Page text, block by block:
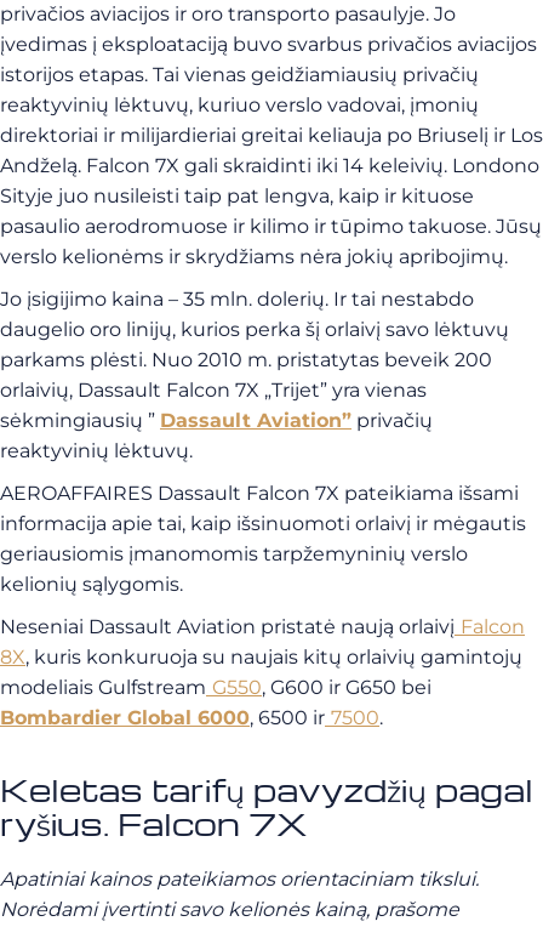
privačios aviacijos ir oro transporto pasaulyje. Jo
įvedimas į eksploataciją buvo svarbus privačios aviacijos
istorijos etapas. Tai vienas geidžiamiausių privačių
reaktyvinių lėktuvų, kuriuo verslo vadovai, įmonių
direktoriai ir milijardieriai greitai keliauja po Briuselį ir Los
Andželą. Falcon 7X gali skraidinti iki 14 keleivių. Londono
Sityje juo nusileisti taip pat lengva, kaip ir kituose
pasaulio aerodromuose ir kilimo ir tūpimo takuose. Jūsų
verslo kelionėms ir skrydžiams nėra jokių apribojimų.
Jo įsigijimo kaina – 35 mln. dolerių. Ir tai nestabdo
daugelio oro linijų, kurios perka šį orlaivį savo lėktuvų
parkams plėsti. Nuo 2010 m. pristatytas beveik 200
orlaivių, Dassault Falcon 7X „Trijet” yra vienas
sėkmingiausių ” Dassault Aviation” privačių
reaktyvinių lėktuvų.
AEROAFFAIRES Dassault Falcon 7X pateikiama išsami
informacija apie tai, kaip išsinuomoti orlaivį ir mėgautis
geriausiomis įmanomomis tarpžemyninių verslo
kelionių sąlygomis.
Neseniai Dassault Aviation pristatė naują orlaivį Falcon
8X, kuris konkuruoja su naujais kitų orlaivių gamintojų
modeliais Gulfstream G550, G600 ir G650 bei
Bombardier Global 6000, 6500 ir 7500.
Keletas tarifų pavyzdžių pagal
ryšius. Falcon 7X
Apatiniai kainos pateikiamos orientaciniam tikslui.
Norėdami įvertinti savo kelionės kainą, prašome